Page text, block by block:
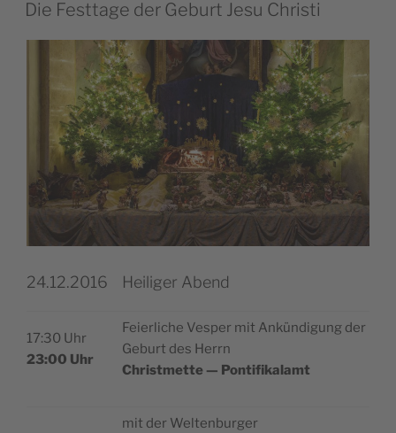
Die Festtage der Geburt Jesu Christi
24.12.2016 Heiliger Abend
17:30 Uhr
23:00 Uhr
Feier­li­che Vesper mit Ankün­di­gung der
Geburt des Herrn
Christ­met­te — Pontifikalamt
mit der Welt­en­bur­ger